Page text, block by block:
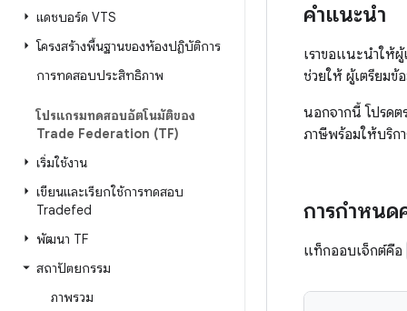
แดชบอร์ด VTS
โครงสร้างพื้นฐานของห้องปฏิบัติการ
การทดสอบประสิทธิภาพ
โปรแกรมทดสอบอัตโนมัติของ
Trade Federation (TF)
เริ่มใช้งาน
เขียนและเรียกใช้การทดสอบ
Tradefed
พัฒนา TF
สถาปัตยกรรม
ภาพรวม
คำแนะนำ
เราขอแนะนำให้
ช่วยให้ ผู้เตรียมข้
นอกจากนี้ โปรดต
ภาษีพร้อมให้บริก
การกำหนด
แท็กออบเจ็กต์คือ